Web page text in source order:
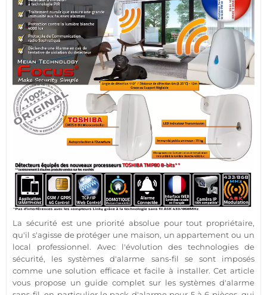
La sécuritéest une priorité absolue pour tout propriétaire,
qu'il s'agisse de protéger une maison, unappartement ou un
local professionnel. Avec l'évolution des technologies de
sécurité, les systèmes d'alarme sans-fil se sont imposés
comme une solution efficace et facile à installer. Cet article
vous propose un guide complet sur les systèmes d'alarme